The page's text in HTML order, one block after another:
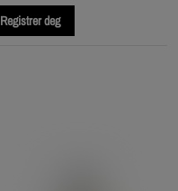
Registrer deg